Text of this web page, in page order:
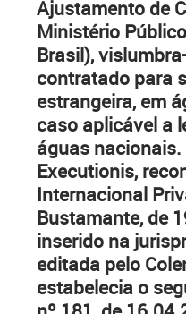
Ajustamento de
Ministério
Brasil),
contratado para
estrangeira, em
caso aplicável a
águas
Executionis,
Internacional
Bustamante, de
inserido na
editada pelo
estabelecia o